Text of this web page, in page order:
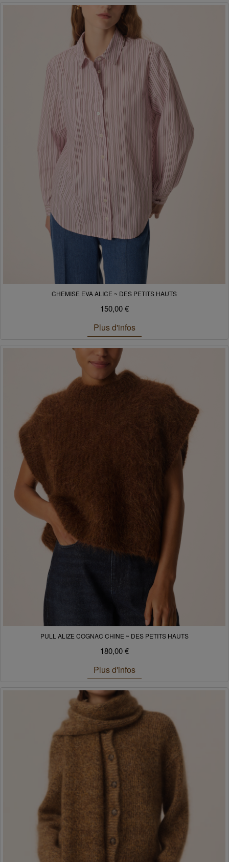
CHEMISE EVA ALICE ~ DES PETITS HAUTS
150,00 €
Plus d'infos
PULL ALIZE COGNAC CHINE ~ DES PETITS HAUTS
180,00 €
Plus d'infos